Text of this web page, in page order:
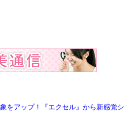
をアップ！『エクセル』から新感覚シ